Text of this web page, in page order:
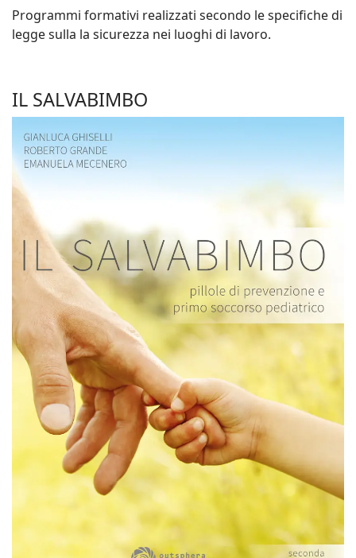
Programmi formativi realizzati secondo le specifiche di
legge sulla la sicurezza nei luoghi di lavoro.
IL SALVABIMBO